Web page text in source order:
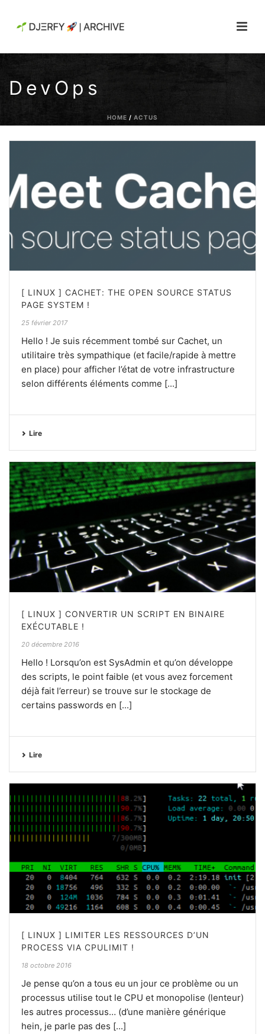
DevOps
HOME / ACTUS
[ LINUX ] CACHET: THE OPEN SOURCE STATUS
PAGE SYSTEM !
25 février 2017
Hello ! Je suis récemment tombé sur Cachet, un
utilitaire très sympathique (et facile/rapide à mettre
en place) pour afficher l’état de votre infrastructure
selon différents éléments comme [...]
Lire
[ LINUX ] CONVERTIR UN SCRIPT EN BINAIRE
EXÉCUTABLE !
20 décembre 2016
Hello ! Lorsqu’on est SysAdmin et qu’on développe
des scripts, le point faible (et vous avez forcement
déjà fait l’erreur) se trouve sur le stockage de
certains passwords en [...]
Lire
[ LINUX ] LIMITER LES RESSOURCES D’UN
PROCESS VIA CPULIMIT !
18 octobre 2016
Je pense qu’on a tous eu un jour ce problème ou un
processus utilise tout le CPU et monopolise (lenteur)
les autres processus… (d’une manière générique
hein, je parle pas des [...]